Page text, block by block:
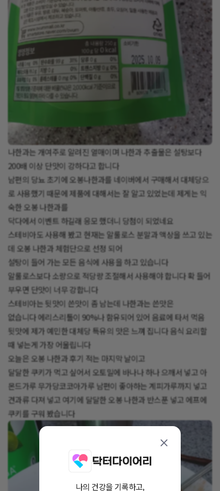
나한과는 개여주로 알려진 열매이며 나한과 추출물은 설탕보다
200배 이상 단맛이 강하다고 합니다
남편의 당뇨 초기에 오봉나한과를 네이버에서 구매해서 대체당으
로 사용했기 때문에 제품에 대해서는 잘 알고 있었는데 제게는 익
숙한 오봉 나한과를
닥다에서 이벤트 하길래 응모 했더니 당첨이 되었네요
스테비아도 사용해 봤고 현재는 알룰로스 분말과 액상을 쓰고 있는
데 오봉 나한과 체험단으로 선정 되어
설탕이 들어 가는 모든 음식에 사용을 하고 있습니다
알룰로스보다 소량으로 적당량 조절해서 사용해야 합니다 확 들어
부우면 단맛이 너무 강합니다
스테비아는 뒷맛이 쓴맛이 좀 남는데 나한과는 쓴맛은
없습니다 에리스리톨이 90%나 함유되어 있어 음료에 타서 먹음
뒷맛에 제가 예민한 대체당 특유의 맛은 느껴 집니다 음식 요리할
때 넣는게 가장 어울립니다
오늘은 오봉 나한과 후기 적는 마지막 날이고
달달한 쿠키가 먹고 싶어서 오토밀에 바나나 하나 으깨서 넣고 아
몬드가루 무가당코코아가루 남편이 좋아하는 계피가루까지 넣고
견과류 다져 넣고 여기에 달달한 오봉 나한과 반스푼 넣고 에프에
쿠키를 구워 봤습니다
나의 건강을 기록하고,